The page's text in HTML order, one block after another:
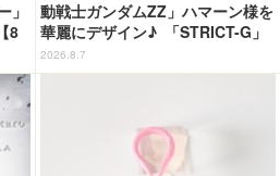
」
8
動戦士ガンダムZZ」ハマーン様を
華麗にデザイン♪ 「STRICT-G」
Tシャツなどミニコレクション登
場
2026.8.7